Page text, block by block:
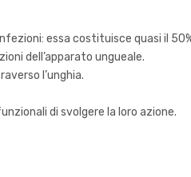
essa costituisce quasi il
dell’apparato ungueale.
l’unghia.
di svolgere la loro azione.